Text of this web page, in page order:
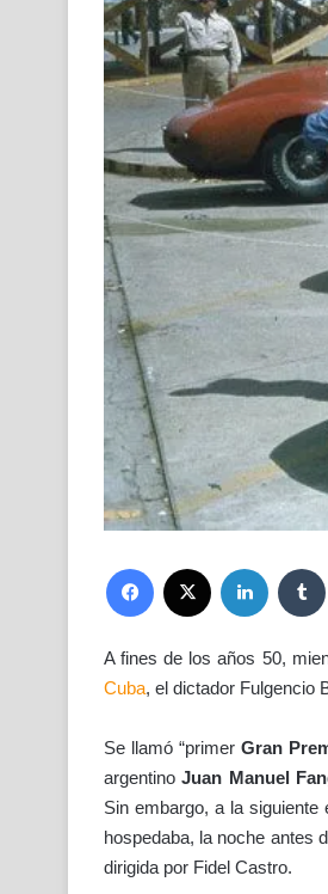
Facebook LinkedIn
A fines de los años 50,
Cuba, el dictador Fulgencio
Se llamó “primer Gran
argentinoJuan Manuel
Sin embargo, a la
hospedaba, la noche antes
dirigida por Fidel Castro.